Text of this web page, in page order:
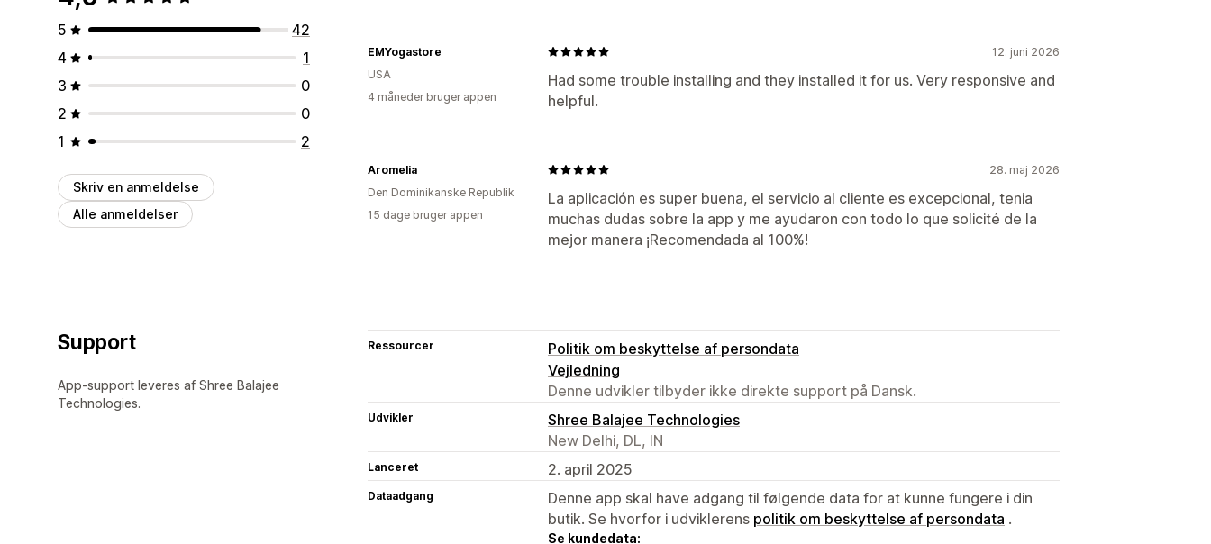
5
42
4
1
3
0
2
0
1
2
Skriv en anmeldelse
Alle anmeldelser
12. juni 2026
Had some trouble installing and they installed it for us. Very responsive and
helpful.
EMYogastore
USA
4 måneder bruger appen
28. maj 2026
La aplicación es super buena, el servicio al cliente es excepcional, tenia
muchas dudas sobre la app y me ayudaron con todo lo que solicité de la
mejor manera ¡Recomendada al 100%!
Aromelia
Den Dominikanske Republik
15 dage bruger appen
Support
App-support leveres af Shree Balajee
Technologies.
Ressourcer
Politik om beskyttelse af persondata
Vejledning
Denne udvikler tilbyder ikke direkte support på Dansk.
Udvikler
Shree Balajee Technologies
New Delhi, DL, IN
Lanceret 2. april 2025
Dataadgang
Denne app skal have adgang til følgende data for at kunne fungere i din
butik. Se hvorfor i udviklerens politik om beskyttelse af persondata .
Se kundedata: